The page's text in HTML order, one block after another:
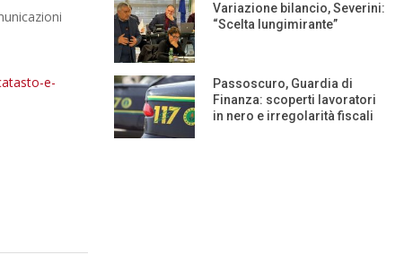
e-
Variazione bilancio, Severini:
“Scelta lungimirante”
Passoscuro, Guardia di
Finanza: scoperti lavoratori
in nero e irregolarità fiscali